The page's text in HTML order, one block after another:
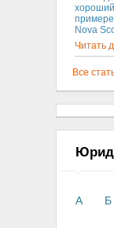
Nova
Читать
Все
А Б